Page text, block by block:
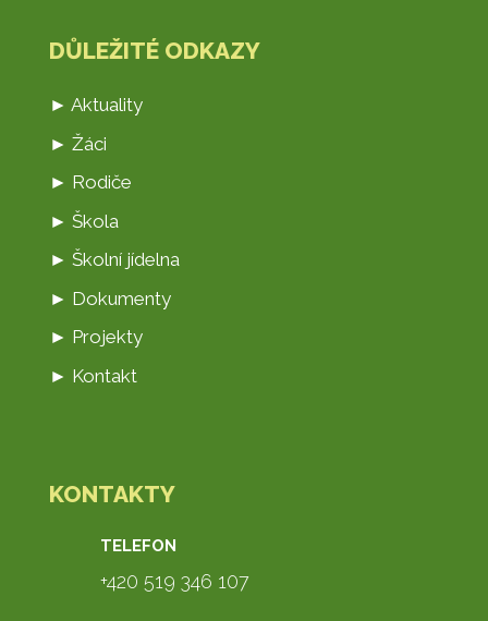
DŮLEŽITÉ ODKAZY
► Aktuality
► Žáci
► Rodiče
► Škola
► Školní jídelna
► Dokumenty
► Projekty
► Kontakt
KONTAKTY
TELEFON
+420 519 346 107